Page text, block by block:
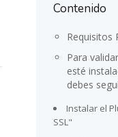
Contenido
Requisitos
Para
esté
debes
Instalar el
SSL"